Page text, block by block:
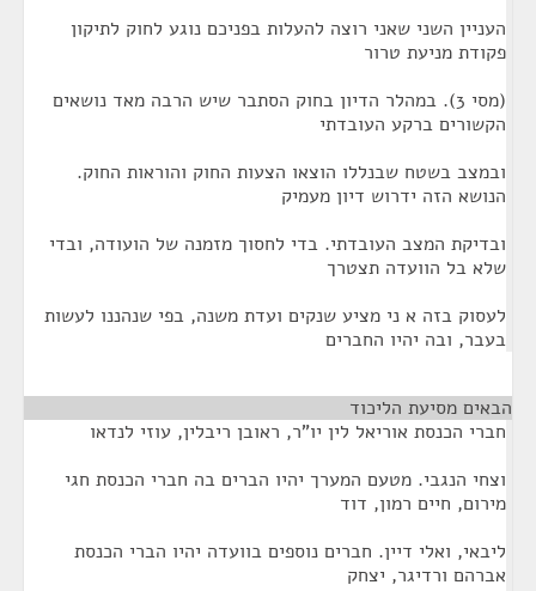
העניין השני שאני רוצה להעלות בפניכם נוגע לחוק לתיקון
פקודת מניעת טרור
(מסי 3). במהלר הדיון בחוק הסתבר שיש הרבה מאד נושאים
הקשורים ברקע העובדתי
ובמצב בשטח שבנללו הוצאו הצעות החוק והוראות החוק.
הנושא הזה ידרוש דיון מעמיק
ובדיקת המצב העובדתי. בדי לחסוך מזמנה של הועודה, ובדי
שלא בל הוועדה תצטרך
לעסוק בזה א ני מציע שנקים ועדת משנה, בפי שנהננו לעשות
בעבר, ובה יהיו החברים
הבאים מסיעת הליכוד
חברי הכנסת אוריאל לין יו"ר, ראובן ריבלין, עוזי לנדאו
וצחי הנגבי. מטעם המערך יהיו הברים בה חברי הכנסת חגי
מירום, חיים רמון, דוד
ליבאי, ואלי דיין. חברים נוספים בוועדה יהיו הברי הכנסת
אברהם ורדיגר, יצחק